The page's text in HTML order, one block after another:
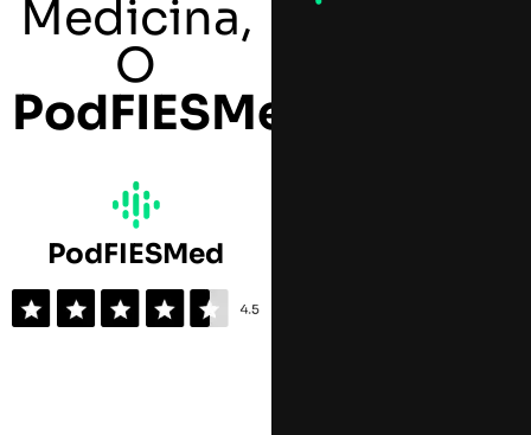
Medicina,
O
PodFIESMed
PodFIESMed